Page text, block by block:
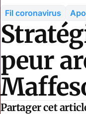
Fil coronavirus
peur
Partager cet